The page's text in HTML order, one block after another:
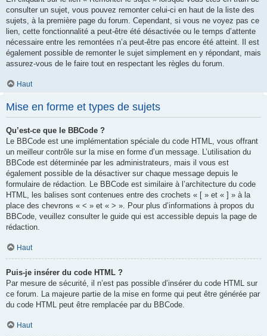
consulter un sujet, vous pouvez remonter celui-ci en haut de la liste des
sujets, à la première page du forum. Cependant, si vous ne voyez pas ce
lien, cette fonctionnalité a peut-être été désactivée ou le temps d’attente
nécessaire entre les remontées n’a peut-être pas encore été atteint. Il est
également possible de remonter le sujet simplement en y répondant, mais
assurez-vous de le faire tout en respectant les règles du forum.
Haut
Mise en forme et types de sujets
Qu’est-ce que le BBCode ?
Le BBCode est une implémentation spéciale du code HTML, vous offrant
un meilleur contrôle sur la mise en forme d’un message. L’utilisation du
BBCode est déterminée par les administrateurs, mais il vous est
également possible de la désactiver sur chaque message depuis le
formulaire de rédaction. Le BBCode est similaire à l’architecture du code
HTML, les balises sont contenues entre des crochets « [ » et « ] » à la
place des chevrons « < » et « > ». Pour plus d’informations à propos du
BBCode, veuillez consulter le guide qui est accessible depuis la page de
rédaction.
Haut
Puis-je insérer du code HTML ?
Par mesure de sécurité, il n’est pas possible d’insérer du code HTML sur
ce forum. La majeure partie de la mise en forme qui peut être générée par
du code HTML peut être remplacée par du BBCode.
Haut